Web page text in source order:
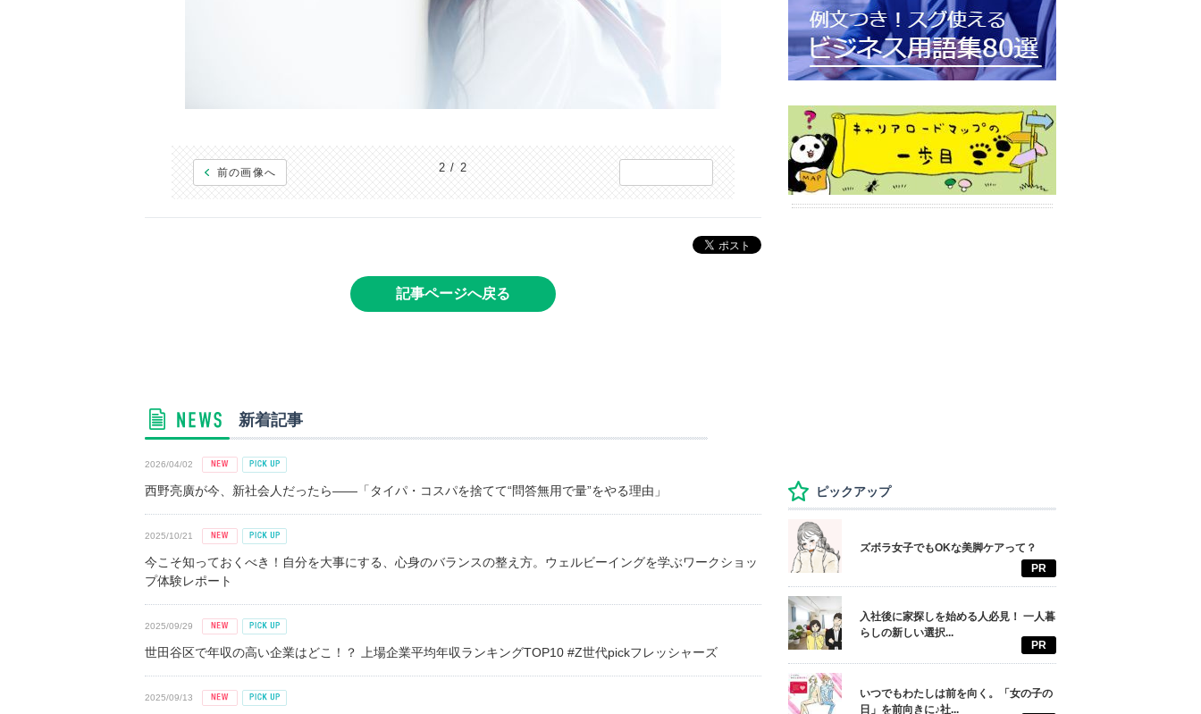
前の画像へ 2 / 2
記事ページへ戻る
新着記事
2026/04/02
西野亮廣が今、新社会人だったら――「タイパ・コスパを捨てて“問答無用で量”をやる理由」
2025/10/21
今こそ知っておくべき！自分を大事にする、心身のバランスの整え方。ウェルビーイングを学ぶワークショッ
プ体験レポート
2025/09/29
世田谷区で年収の高い企業はどこ！？ 上場企業平均年収ランキングTOP10 #Z世代pickフレッシャーズ
2025/09/13
ピックアップ
ズボラ女子でもOKな美脚ケアって？
PR
入社後に家探しを始める人必見！ 一人暮
らしの新しい選択...
PR
いつでもわたしは前を向く。「女の子の
日」を前向きに♪社...